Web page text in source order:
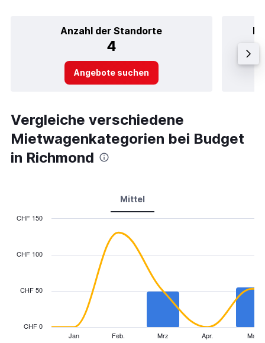
Anzahl der Standorte
4
Angebote suchen
Vergleiche verschiedene
Mietwagenkategorien bei Budget
in Richmond
Mittel
has
Jan Feb. Mrz Apr. Mai
CHF 0
CHF 50
CHF 100
CHF 150